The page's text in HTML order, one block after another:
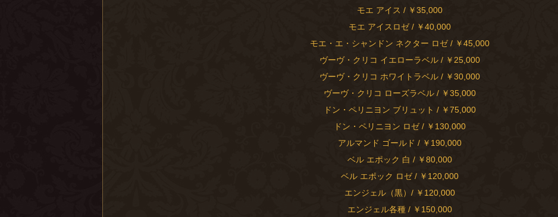
モエ アイス / ￥35,000
モエ アイスロゼ / ￥40,000
モエ・エ・シャンドン ネクター ロゼ / ￥45,000
ヴーヴ・クリコ イエローラベル / ￥25,000
ヴーヴ・クリコ ホワイトラベル / ￥30,000
ヴーヴ・クリコ ローズラベル / ￥35,000
ドン・ペリニヨン ブリュット / ￥75,000
ドン・ペリニヨン ロゼ / ￥130,000
アルマンド ゴールド / ￥190,000
ベル エポック 白 / ￥80,000
ベル エポック ロゼ / ￥120,000
エンジェル（黒）/ ￥120,000
エンジェル各種 / ￥150,000